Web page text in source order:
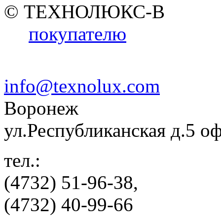
© ТЕХНОЛЮКС-В
покупателю
info@texnolux.com
Воронеж
ул.Республиканская д.5
тел.:
(4732) 51-96-38,
(4732) 40-99-66